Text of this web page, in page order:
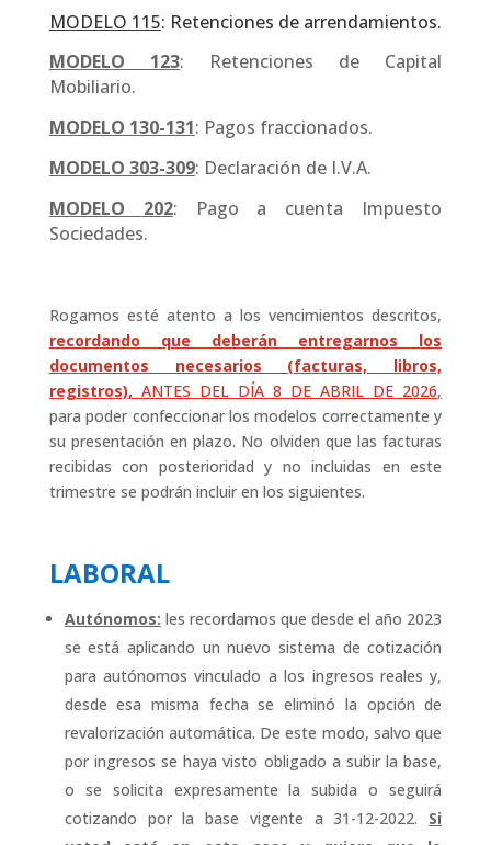
MODELO 115: Retenciones de arrendamientos.
MODELO 123: Retenciones de Capital
Mobiliario.
MODELO 130-131: Pagos fraccionados.
MODELO 303-309: Declaración de I.V.A.
MODELO 202: Pago a cuenta Impuesto
Sociedades.
Rogamos esté atento a los vencimientos descritos,
recordando que deberán entregarnos los
documentos necesarios (facturas, libros,
registros), ANTES DEL DÍA 8 DE ABRIL DE 2026,
para poder confeccionar los modelos correctamente y
su presentación en plazo. No olviden que las facturas
recibidas con posterioridad y no incluidas en este
trimestre se podrán incluir en los siguientes.
LABORAL
Autónomos: les recordamos que desde el año 2023
se está aplicando un nuevo sistema de cotización
para autónomos vinculado a los ingresos reales y,
desde esa misma fecha se eliminó la opción de
revalorización automática. De este modo, salvo que
por ingresos se haya visto obligado a subir la base,
o se solicita expresamente la subida o seguirá
cotizando por la base vigente a 31-12-2022. Si